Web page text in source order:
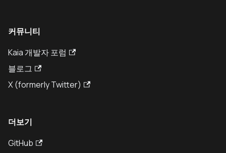
커뮤니티
Kaia 개발자 포럼
블로그
X (formerly Twitter)
더보기
GitHub